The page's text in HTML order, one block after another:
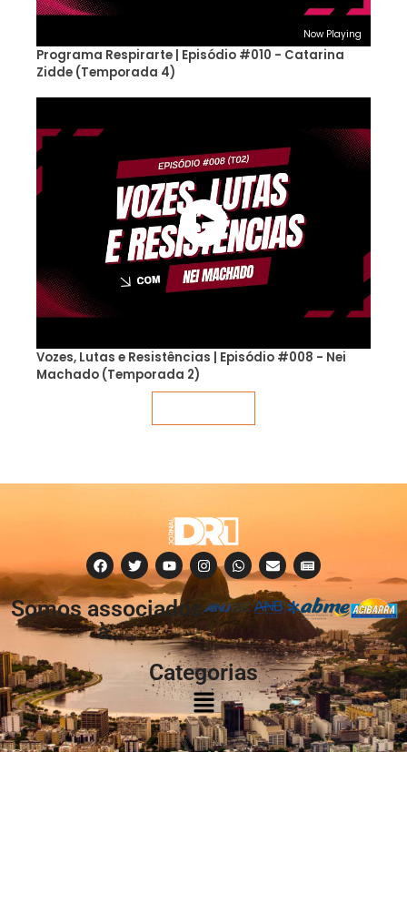
Now Playing
Programa Respirarte | Episódio #010 - Catarina
Zidde (Temporada 4)
Vozes, Lutas e Resistências | Episódio #008 - Nei
Machado (Temporada 2)
Somos associados
à:
Categorias